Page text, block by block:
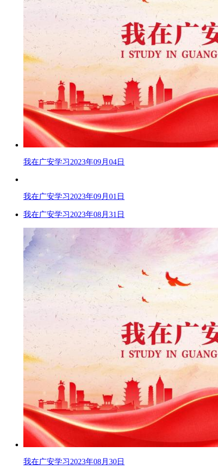
我在广安学习2023年09月04日
我在广安学习2023年09月01日
我在广安学习2023年08月31日
我在广安学习2023年08月30日